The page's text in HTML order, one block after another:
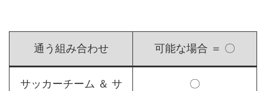
通う組み合わせ 可能な場合 ＝ 〇
サッカーチーム ＆ サ
〇